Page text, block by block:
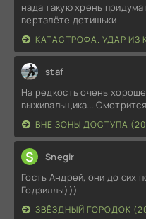
нада такую хрень
верталёте детишьки
КАТАСТРОФА. УДАР ИЗ
staf
На редкость очень
выживальщика...
ВНЕ ЗОНЫ ДОСТУПА
S Snegir
Гость Андрей, они до сих
Годзиллы)))
ЗВЁЗДНЫЙ ГОРОДОК